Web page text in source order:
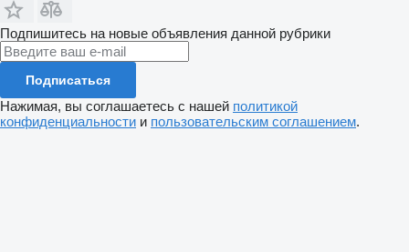
Подпишитесь на новые объявления данной рубрики
Подписаться
Нажимая, вы соглашаетесь с нашей политикой
конфиденциальности и пользовательским соглашением.